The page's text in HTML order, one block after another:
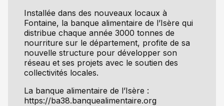
Installée dans des nouveaux locaux à
Fontaine, la banque alimentaire de l’Isère qui
distribue chaque année 3000 tonnes de
nourriture sur le département, profite de sa
nouvelle structure pour développer son
réseau et ses projets avec le soutien des
collectivités locales.
La banque alimentaire de l’Isère :
https://ba38.banquealimentaire.org